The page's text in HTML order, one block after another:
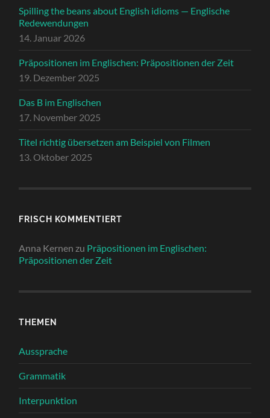
Spilling the beans about English idioms — Englische
Redewendungen
14. Januar 2026
Präpositionen im Englischen: Präpositionen der Zeit
19. Dezember 2025
Das B im Englischen
17. November 2025
Titel richtig übersetzen am Beispiel von Filmen
13. Oktober 2025
FRISCH KOMMENTIERT
Anna Kernen zu Präpositionen im Englischen:
Präpositionen der Zeit
THEMEN
Aussprache
Grammatik
Interpunktion